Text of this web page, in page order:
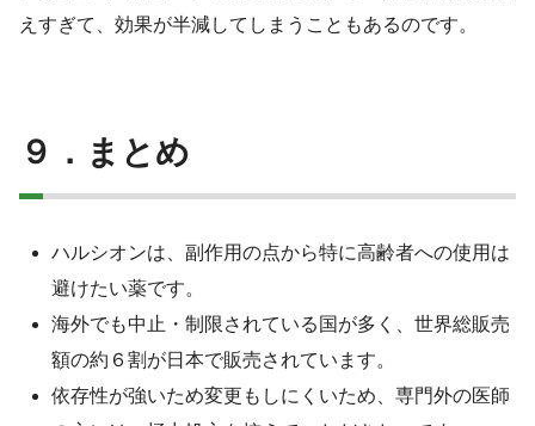
えすぎて、効果が半減してしまうこともあるのです。
９．まとめ
ハルシオンは、副作用の点から特に高齢者への使用は
避けたい薬です。
海外でも中止・制限されている国が多く、世界総販売
額の約６割が日本で販売されています。
依存性が強いため変更もしにくいため、専門外の医師